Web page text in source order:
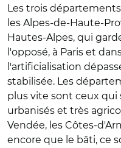
Les trois
les Alpes-de-Haute-
Hautes-Alpes, qui
l'opposé, à Paris et
l'artificialisation
stabilisée. Les
plus vite sont ceux
urbanisés et très
Vendée, les Côtes-
encore que le bâti, ce